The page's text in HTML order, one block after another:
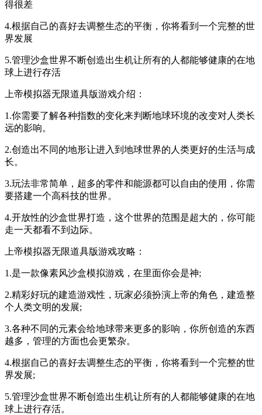
得很差
4.根据自己的喜好去调整生态的平衡，你将看到一个完整的世
界发展
5.管理沙盒世界不断创造出生机让所有的人都能够健康的在地
球上进行存活
上帝模拟器无限道具版游戏介绍：
1.你需要了解各种指数的变化来判断地球环境的改变对人类长
远的影响。
2.创造出不同的地形让进入到地球世界的人类更好的生活与成
长。
3.玩法非常简单，超多的零件和能源都可以自由的使用，你需
要搭建一个高科技的世界。
4.开放性的沙盒世界打造，这个世界的范围是超大的，你可能
走一天都看不到边际。
上帝模拟器无限道具版游戏攻略：
1.是一款像素风沙盒模拟游戏，在里面你会是神;
2.精彩好玩的建造游戏性，玩家必须扮演上帝的角色，建造整
个人类文明的发展;
3.各种不同的元素会给地球带来更多的影响，你所创造的东西
越多，管理的方面也会更繁杂。
4.根据自己的喜好去调整生态的平衡，你将看到一个完整的世
界发展;
5.管理沙盒世界不断创造出生机让所有的人都能够健康的在地
球上进行存活。